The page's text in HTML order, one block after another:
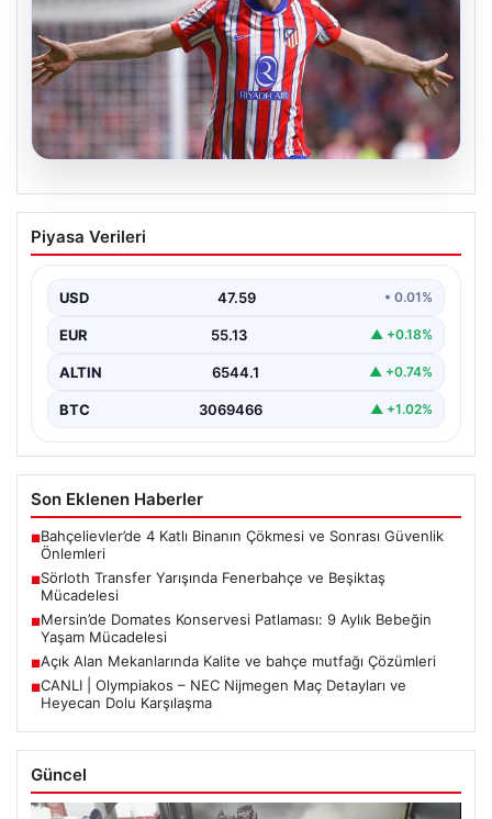
Sörloth Transfer Yarışında Fenerbahçe
ve Beşiktaş Mücadelesi
sahne olurken, Süper Lig’in iki büyük devi,…
Piyasa Verileri
USD 47.59 • 0.01%
EUR 55.13 ▲ +0.18%
ALTIN 6544.1 ▲ +0.74%
BTC 3069466 ▲ +1.02%
Son Eklenen Haberler
■Bahçelievler’de 4 Katlı Binanın Çökmesi ve Sonrası Güvenlik
Önlemleri
■Sörloth Transfer Yarışında Fenerbahçe ve Beşiktaş
Mücadelesi
■Mersin’de Domates Konservesi Patlaması: 9 Aylık Bebeğin
Yaşam Mücadelesi
■Açık Alan Mekanlarında Kalite ve bahçe mutfağı Çözümleri
■CANLI | Olympiakos – NEC Nijmegen Maç Detayları ve
Heyecan Dolu Karşılaşma
Güncel